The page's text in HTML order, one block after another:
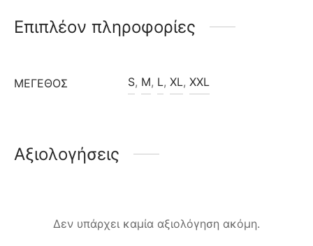
Επιπλέον πληροφορίες
ΜΈΓΕΘΟΣ S, M, L, XL, XXL
Αξιολογήσεις
Δεν υπάρχει καμία αξιολόγηση ακόμη.